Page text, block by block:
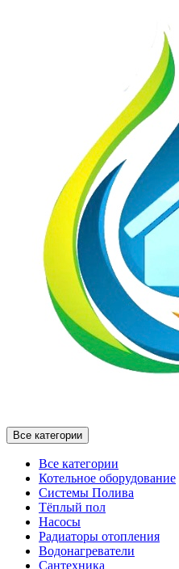
Все категории
Все категории
Котельное оборудование
Системы Полива
Тёплый пол
Насосы
Радиаторы отопления
Водонагреватели
Сантехника